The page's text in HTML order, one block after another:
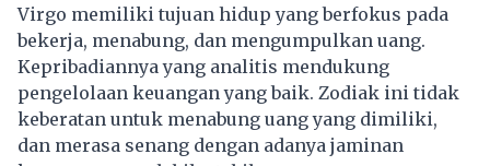
Virgo memiliki tujuan hidup yang berfokus pada
bekerja, menabung, dan mengumpulkan uang.
Kepribadiannya yang analitis mendukung
pengelolaan keuangan yang baik. Zodiak ini tidak
keberatan untuk menabung uang yang dimiliki,
dan merasa senang dengan adanya jaminan